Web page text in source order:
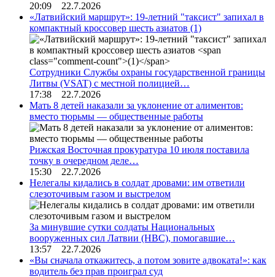
20:09 22.7.2026
«Латвийский маршрут»: 19-летний "таксист" запихал в
компактный кроссовер шесть азиатов (1)
Сотрудники Службы охраны государственной границы
Литвы (VSAT) с местной полицией…
17:38 22.7.2026
Мать 8 детей наказали за уклонение от алиментов:
вместо тюрьмы — общественные работы
Рижская Восточная прокуратура 10 июля поставила
точку в очередном деле…
15:30 22.7.2026
Нелегалы кидались в солдат дровами: им ответили
слезоточивым газом и выстрелом
За минувшие сутки солдаты Национальных
вооруженных сил Латвии (НВС), помогавшие…
13:57 22.7.2026
«Вы сначала откажитесь, а потом зовите адвоката!»: как
водитель без прав проиграл суд